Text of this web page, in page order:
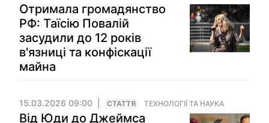
Отримала громадянство
РФ: Таїсію Повалій
засудили до 12 років
в'язниці та конфіскації
майна
15.03.2026 09:00 СТАТТЯ ТЕХНОЛОГІЇ ТА НАУКА
Від Юди до Джеймса